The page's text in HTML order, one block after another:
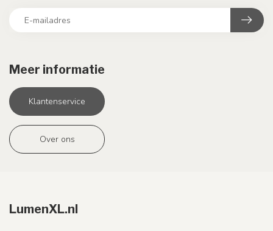
Meer informatie
Klantenservice
Over ons
LumenXL.nl